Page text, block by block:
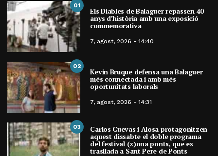
01
Els Diables de Balaguer repassen 40
anys d’història amb una exposició
commemorativa
7, agost, 2026 - 14:40
02
Kevin Bruque defensa una Balaguer
més connectada i amb més
oportunitats laborals
7, agost, 2026 - 14:31
03 Carlos Cuevas i Alosa protagonitzen
aquest dissabte el doble programa
del festival (z)ona ponts, que es
trasllada a Sant Pere de Ponts